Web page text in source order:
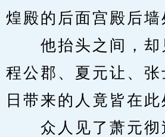
煌殿的后面宫殿后墙
他抬头之间，却
程公郡、夏元让、张
日带来的人竟皆在此
众人见了萧元彻